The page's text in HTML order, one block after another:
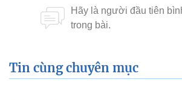
Tin cùng chuyên mục